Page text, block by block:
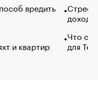
вредить
и квартир
Что
для